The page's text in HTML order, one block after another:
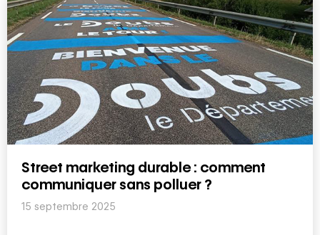
Street marketing durable : comment
communiquer sans polluer ?
15 septembre 2025